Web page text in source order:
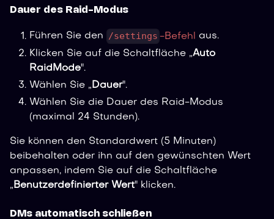
Dauer des Raid-Modus
Führen Sie den /settings -Befehl aus.
Klicken Sie auf die Schaltfläche „Auto
RaidMode".
Wählen Sie „ Dauer".
Wählen Sie die Dauer des Raid-Modus
(maximal 24 Stunden).
Sie können den Standardwert (5 Minuten)
beibehalten oder ihn auf den gewünschten Wert
anpassen, indem Sie auf die Schaltfläche
„ Benutzerdefinierter Wert" klicken.
DMs automatisch schließen